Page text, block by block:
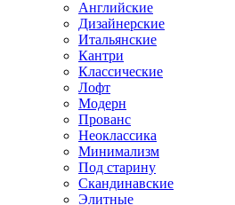
Английские
Дизайнерские
Итальянские
Кантри
Классические
Лофт
Модерн
Прованс
Неоклассика
Минимализм
Под старину
Скандинавские
Элитные